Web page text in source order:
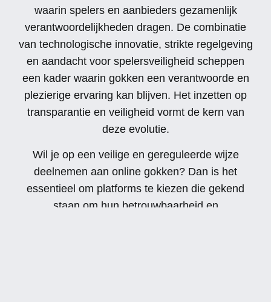
waarin spelers en aanbieders gezamenlijk
verantwoordelijkheden dragen. De combinatie
van technologische innovatie, strikte regelgeving
en aandacht voor spelersveiligheid scheppen
een kader waarin gokken een verantwoorde en
plezierige ervaring kan blijven. Het inzetten op
transparantie en veiligheid vormt de kern van
deze evolutie.
Wil je op een veilige en gereguleerde wijze
deelnemen aan online gokken? Dan is het
essentieel om platforms te kiezen die gekend
staan om hun betrouwbaarheid en